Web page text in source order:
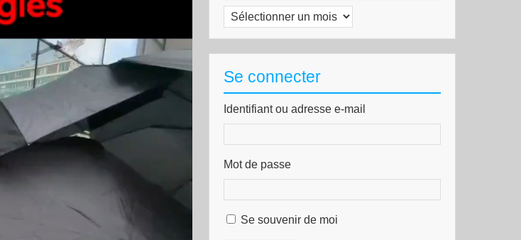
Archives
Se connecter
Identifiant ou adresse e-mail
Mot de passe
Se souvenir de moi